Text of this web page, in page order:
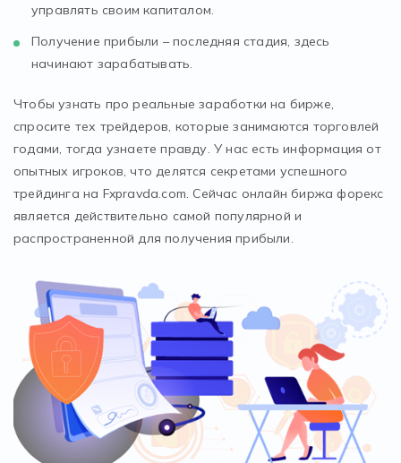
управлять своим капиталом.
Получение прибыли – последняя стадия, здесь
начинают зарабатывать.
Чтобы узнать про реальные заработки на бирже,
спросите тех трейдеров, которые занимаются торговлей
годами, тогда узнаете правду. У нас есть информация от
опытных игроков, что делятся секретами успешного
трейдинга на Fxpravda.com. Сейчас онлайн биржа форекс
является действительно самой популярной и
распространенной для получения прибыли.